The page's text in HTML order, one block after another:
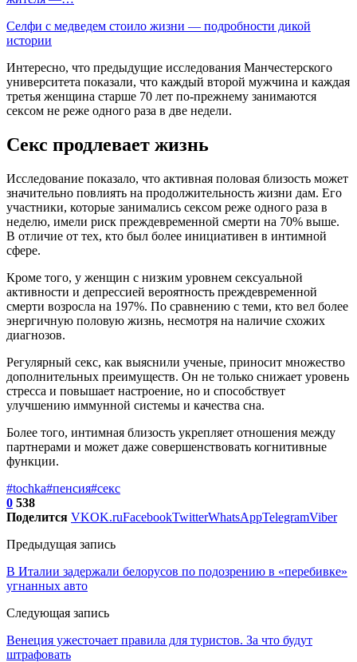
Селфи с медведем стоило жизни — подробности дикой
истории
Интересно, что предыдущие исследования Манчестерского
университета показали, что каждый второй мужчина и каждая
третья женщина старше 70 лет по-прежнему занимаются
сексом не реже одного раза в две недели.
Секс продлевает жизнь
Исследование показало, что активная половая близость может
значительно повлиять на продолжительность жизни дам. Его
участники, которые занимались сексом реже одного раза в
неделю, имели риск преждевременной смерти на 70% выше.
В отличие от тех, кто был более инициативен в интимной
сфере.
Кроме того, у женщин с низким уровнем сексуальной
активности и депрессией вероятность преждевременной
смерти возросла на 197%. По сравнению с теми, кто вел более
энергичную половую жизнь, несмотря на наличие схожих
диагнозов.
Регулярный секс, как выяснили ученые, приносит множество
дополнительных преимуществ. Он не только снижает уровень
стресса и повышает настроение, но и способствует
улучшению иммунной системы и качества сна.
Более того, интимная близость укрепляет отношения между
партнерами и может даже совершенствовать когнитивные
функции.
#tochka#пенсия#секс
0 538
Поделится VKOK.ruFacebookTwitterWhatsAppTelegramViber
Предыдущая запись
В Италии задержали белорусов по подозрению в «перебивке»
угнанных авто
Следующая запись
Венеция ужесточает правила для туристов. За что будут
штрафовать